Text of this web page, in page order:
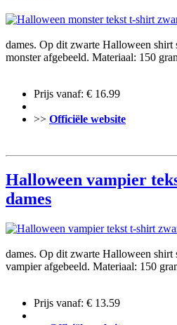
dames. Op dit zwarte Halloween shirt
monster afgebeeld. Materiaal: 150
Prijs vanaf: € 16.99
>> Officiële website
Halloween vampier
dames
dames. Op dit zwarte Halloween shirt
vampier afgebeeld. Materiaal: 150
Prijs vanaf: € 13.59